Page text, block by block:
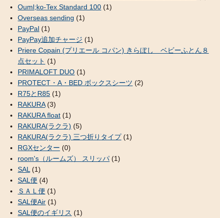
Ouml;ko-Tex Standard 100 (1)
Overseas sending (1)
PayPal (1)
PayPay追加チャージ (1)
Priere Copain (プリエール コパン) きらぼし ベビーふとん８
点セット (1)
PRIMALOFT DUO (1)
PROTECT・A・BED ボックスシーツ (2)
R75とR85 (1)
RAKURA(3)
RAKURA float (1)
RAKURA(ラクラ) (5)
RAKURA(ラクラ) 三つ折りタイプ(1)
RGXセンター (0)
room's（ルームズ） スリッパ (1)
SAL (1)
SAL便 (4)
ＳＡＬ便 (1)
SAL便Air (1)
SAL便のイギリス (1)